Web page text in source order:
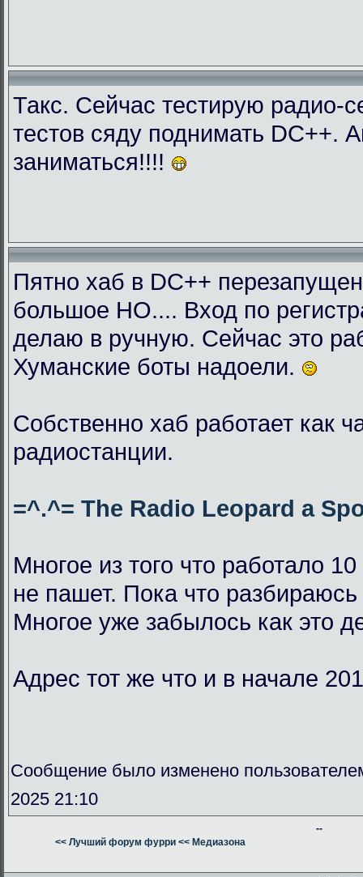
Такс. Сейчас тестирую радио-
тестов сяду поднимать DC++.
заниматься!!!!
Пятно хаб в DC++
большое НО.... Вход по
делаю в ручную. Сейчас это
Хуманские боты надоели.
Собственно хаб работает как
радиостанции.
=^.^= The Radio Leopard a
Многое из того что работало
не пашет. Пока что
Многое уже забылось как это
Адрес тот же что и в начале
Сообщение было изменено
2025 21:10
--
<< Лучший форум фурри << Медиазона